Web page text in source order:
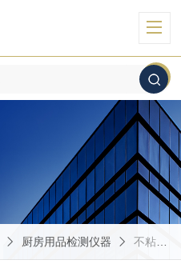
厨房用品检测仪器 不粘锅抗摩擦试验机